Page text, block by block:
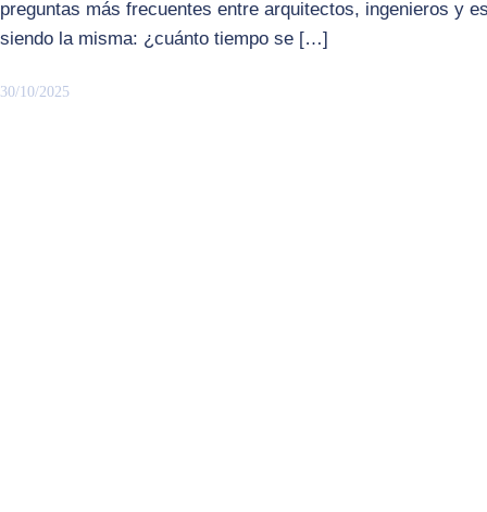
preguntas más frecuentes entre arquitectos, ingenieros y
siendo la misma: ¿cuánto tiempo se […]
30/10/2025